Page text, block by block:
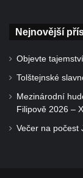
Nejnovější
Objevte
Tolštejnské
Mezinárodní
Filipově 2026 –
Večer na počest